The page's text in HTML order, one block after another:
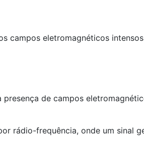
campos eletromagnéticos
de campos
rádio-frequência, onde um sinal